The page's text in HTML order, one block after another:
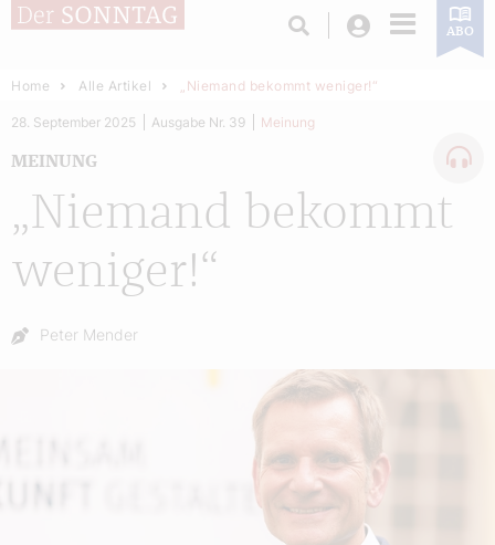
Login ABO
Home Alle Artikel „Niemand bekommt weniger!“
„Niemand bekommt
weniger!“
MEINUNG
28. September 2025 Ausgabe Nr. 39 Meinung
Autor:
Peter Mender